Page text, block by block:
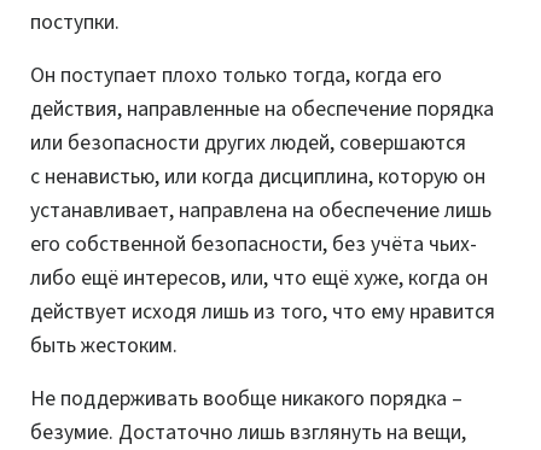
поступки.
Он поступает плохо только тогда, когда его
действия, направленные на обеспечение порядка
или безопасности других людей, совершаются
с ненавистью, или когда дисциплина, которую он
устанавливает, направлена на обеспечение лишь
его собственной безопасности, без учёта чьих-
либо ещё интересов, или, что ещё хуже, когда он
действует исходя лишь из того, что ему нравится
быть жестоким.
Не поддерживать вообще никакого порядка –
безумие. Достаточно лишь взглянуть на вещи,